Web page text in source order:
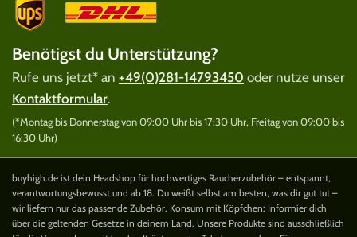
Benötigst du Unterstützung?
Rufe uns jetzt* an +49(0)281-14793450 oder nutze unser
Kontaktformular.
(*Montag bis Donnerstag von 09:00 Uhr bis 17:30 Uhr, Freitag von 09:00 bis
16:30 Uhr)
buyhigh.de ist dein Headshop für hochwertiges Raucherzubehör – entspannt,
verantwortungsbewusst und ab 18. Du weißt selbst am besten, was dir gut tut –
wir liefern nur das passende Zubehör. Konsum mit Köpfchen: Informier dich
über die geltenden Gesetze in deinem Land. Unsere Produkte sind ausschließlich